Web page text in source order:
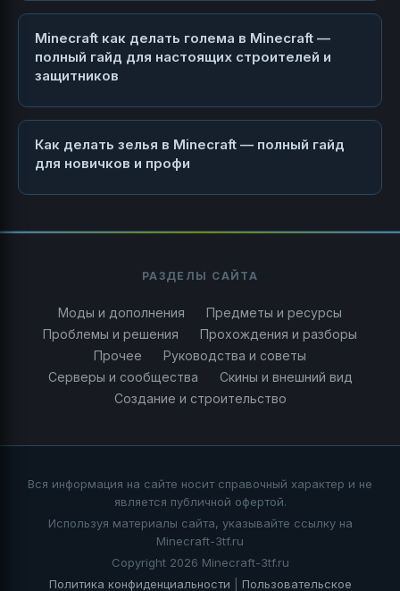
Minecraft как делать голема в Minecraft —
полный гайд для настоящих строителей и
защитников
Как делать зелья в Minecraft — полный гайд
для новичков и профи
РАЗДЕЛЫ САЙТА
Моды и дополнения
Предметы и ресурсы
Проблемы и решения
Прохождения и разборы
Прочее
Руководства и советы
Серверы и сообщества
Скины и внешний вид
Создание и строительство
Вся информация на сайте носит справочный характер и не
является публичной офертой.
Используя материалы сайта, указывайте ссылку на
Minecraft-3tf.ru
Copyright 2026 Minecraft-3tf.ru
Политика конфиденциальности
Пользовательское